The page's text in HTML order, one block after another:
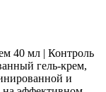
40 мл | Контроль
гель-крем,
и